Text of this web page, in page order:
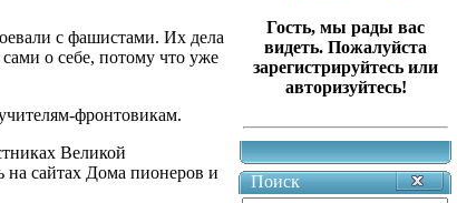
с фашистами. Их дела
о себе, потому что уже
фронтовикам.
Великой
на сайтах Дома пионеров и
Гость, мы рады вас
видеть. Пожалуйста
зарегистрируйтесь или
авторизуйтесь!
Поиск